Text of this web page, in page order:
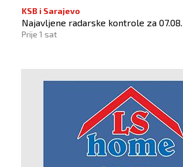
KSB i Sarajevo
Najavljene radarske kontrole za 07.08.
Prije 1 sat